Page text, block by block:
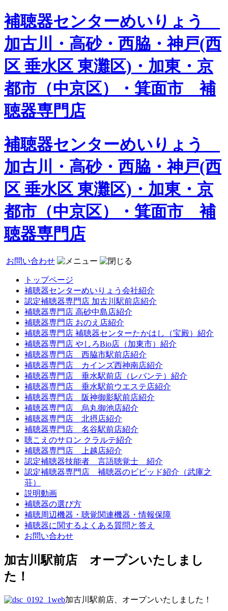
補聴器センターめいりょう
加古川・高砂・西脇・神戸(西
区 垂水区 東灘区)・加東・京
都市（中京区）・箕面市 補
聴器専門店
補聴器センターめいりょう
加古川・高砂・西脇・神戸(西
区 垂水区 東灘区)・加東・京
都市（中京区）・箕面市 補
聴器専門店
お問い合わせ
トップページ
補聴器センターめいりょう会社紹介
認定補聴器専門店 加古川駅前店紹介
補聴器専門店 高砂中島店紹介
補聴器専門店 おのえ店紹介
補聴器専門店 補聴器センターたかはし（宝殿）紹介
補聴器専門店 やしろBio店（加東市）紹介
補聴器専門店 西脇市駅前店紹介
補聴器専門店 カインズ西神南店紹介
補聴器専門店 垂水駅前店（レバンテ）紹介
補聴器専門店 垂水駅前ウエステ店紹介
補聴器専門店 阪神御影駅前店紹介
補聴器専門店 烏丸御池店紹介
補聴器専門店 北摂店紹介
補聴器専門店 名谷駅前店紹介
聴こえのサロン クラルテ紹介
補聴器専門店 上越店紹介
認定補聴器技能者 言語聴覚士 紹介
認定補聴器専門店 補聴器のビビッド紹介（武庫之
荘）
説明動画
補聴器の選び方
補聴周辺機器・聴覚関連機器・情報保障
補聴器に関するよくある質問と答え
お問い合わせ
加古川駅前店 オープンいたしまし
た！
加古川駅前店、オープンいたしました！